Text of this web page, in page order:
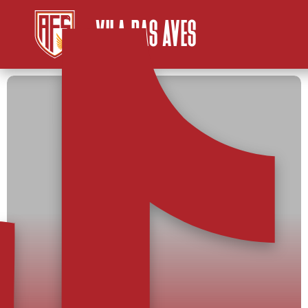
VILA DAS AVES